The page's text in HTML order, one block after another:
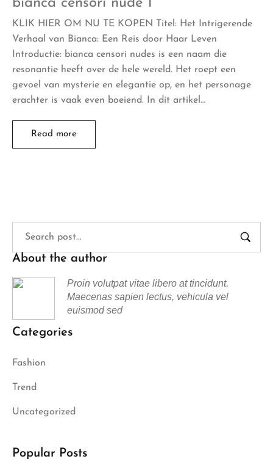
bianca censori nude 1
KLIK HIER OM NU TE KOPEN Titel: Het Intrigerende
Verhaal van Bianca: Een Reis door Haar Leven
Introductie: bianca censori nudes is een naam die
resonantie heeft over de hele wereld. Het roept een
gevoel van mysterie en elegantie op, en het personage
erachter is vaak even boeiend. In dit artikel…
Read more
About the author
Proin volutpat vitae libero at tincidunt.
Maecenas sapien lectus, vehicula vel
euismod sed
Categories
Fashion
Trend
Uncategorized
Popular Posts